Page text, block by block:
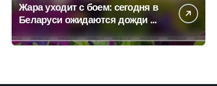
Жара уходит с боем: сегодня в
Беларуси ожидаются дожди и
грозы